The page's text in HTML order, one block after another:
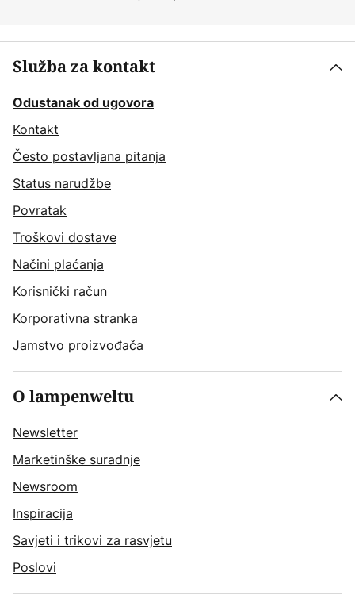
Služba za kontakt
Odustanak od ugovora
Kontakt
Često postavljana pitanja
Status narudžbe
Povratak
Troškovi dostave
Načini plaćanja
Korisnički račun
Korporativna stranka
Jamstvo proizvođača
O lampenweltu
Newsletter
Marketinške suradnje
Newsroom
Inspiracija
Savjeti i trikovi za rasvjetu
Poslovi